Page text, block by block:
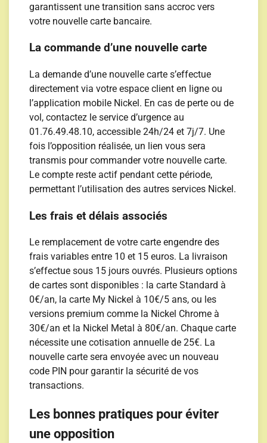
garantissent une transition sans accroc vers
votre nouvelle carte bancaire.
La commande d’une nouvelle carte
La demande d’une nouvelle carte s’effectue
directement via votre espace client en ligne ou
l’application mobile Nickel. En cas de perte ou de
vol, contactez le service d’urgence au
01.76.49.48.10, accessible 24h/24 et 7j/7. Une
fois l’opposition réalisée, un lien vous sera
transmis pour commander votre nouvelle carte.
Le compte reste actif pendant cette période,
permettant l’utilisation des autres services Nickel.
Les frais et délais associés
Le remplacement de votre carte engendre des
frais variables entre 10 et 15 euros. La livraison
s’effectue sous 15 jours ouvrés. Plusieurs options
de cartes sont disponibles : la carte Standard à
0€/an, la carte My Nickel à 10€/5 ans, ou les
versions premium comme la Nickel Chrome à
30€/an et la Nickel Metal à 80€/an. Chaque carte
nécessite une cotisation annuelle de 25€. La
nouvelle carte sera envoyée avec un nouveau
code PIN pour garantir la sécurité de vos
transactions.
Les bonnes pratiques pour éviter
une opposition